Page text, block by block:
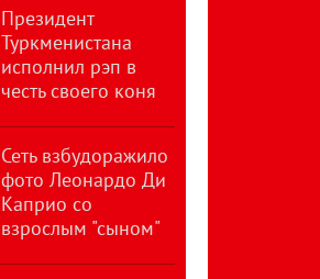
Президент
Туркменистана
исполнил рэп в
честь своего коня
Сеть взбудоражило
фото Леонардо Ди
Каприо со
взрослым "сыном"